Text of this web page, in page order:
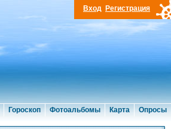
Гороскоп Фотоальбомы Карта Опросы
Вход Регистрация